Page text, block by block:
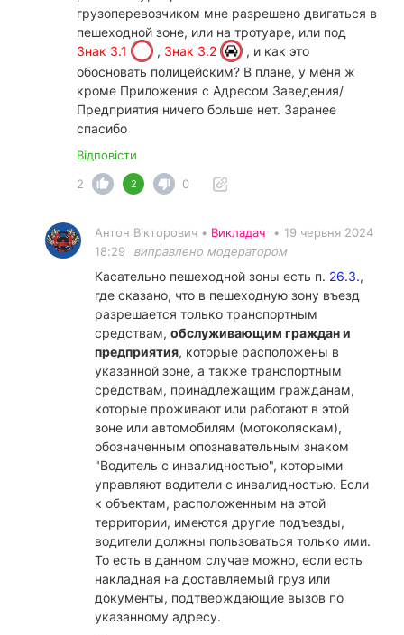
грузоперевозчиком мне разрешено двигаться в
пешеходной зоне, или на тротуаре, или под
Знак 3.1
, Знак 3.2
, и как это
обосновать полицейским? В плане, у меня ж
кроме Приложения с Адресом Заведения/
Предприятия ничего больше нет. Заранее
спасибо
Відповісти
2
2 0
Антон Вікторович • Викладач • 19 червня 2024
18:29
виправлено модератором
Касательно пешеходной зоны есть п. 26.3.,
где сказано, что в пешеходную зону въезд
разрешается только транспортным
средствам, обслуживающим граждан и
предприятия, которые расположены в
указанной зоне, а также транспортным
средствам, принадлежащим гражданам,
которые проживают или работают в этой
зоне или автомобилям (мотоколяскам),
обозначенным опознавательным знаком
"Водитель с инвалидностью", которыми
управляют водители с инвалидностью. Если
к объектам, расположенным на этой
территории, имеются другие подъезды,
водители должны пользоваться только ими.
То есть в данном случае можно, если есть
накладная на доставляемый груз или
документы, подтверждающие вызов по
указанному адресу.